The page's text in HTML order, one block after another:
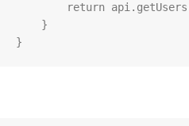
return api. getUsers
}